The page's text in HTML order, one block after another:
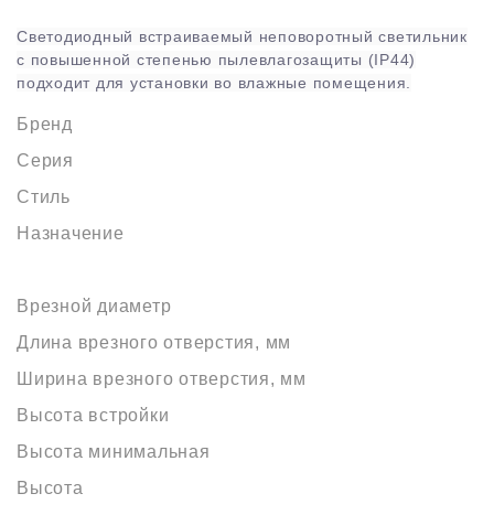
Светодиодный встраиваемый неповоротный светильник
с повышенной степенью пылевлагозащиты (IP44)
подходит для установки во влажные помещения.
Бренд
Серия
Стиль
Назначение
Врезной диаметр
Длина врезного отверстия, мм
Ширина врезного отверстия, мм
Высота встройки
Высота минимальная
Высота